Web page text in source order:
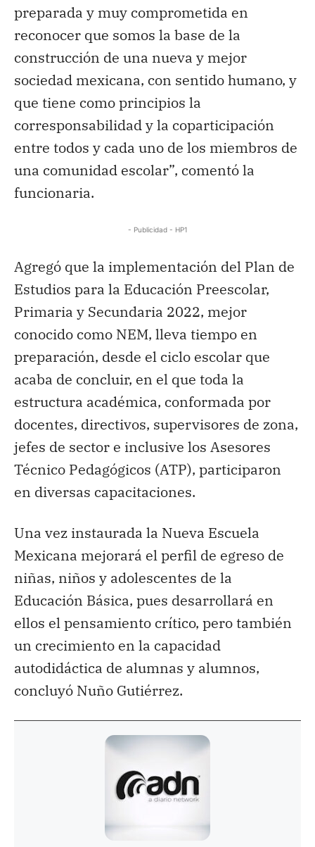
preparada y muy comprometida en
reconocer que somos la base de la
construcción de una nueva y mejor
sociedad mexicana, con sentido humano, y
que tiene como principios la
corresponsabilidad y la coparticipación
entre todos y cada uno de los miembros de
una comunidad escolar”, comentó la
funcionaria.
- Publicidad - HP1
Agregó que la implementación del Plan de
Estudios para la Educación Preescolar,
Primaria y Secundaria 2022, mejor
conocido como NEM, lleva tiempo en
preparación, desde el ciclo escolar que
acaba de concluir, en el que toda la
estructura académica, conformada por
docentes, directivos, supervisores de zona,
jefes de sector e inclusive los Asesores
Técnico Pedagógicos (ATP), participaron
en diversas capacitaciones.
Una vez instaurada la Nueva Escuela
Mexicana mejorará el perfil de egreso de
niñas, niños y adolescentes de la
Educación Básica, pues desarrollará en
ellos el pensamiento crítico, pero también
un crecimiento en la capacidad
autodidáctica de alumnas y alumnos,
concluyó Nuño Gutiérrez.